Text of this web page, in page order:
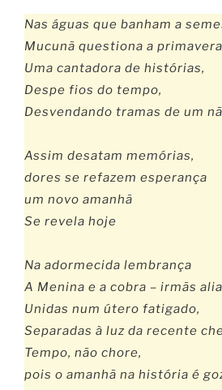
Nas águas que banham a
Mucunã questiona a
Uma cantadora de histórias,
Despe fios do tempo,
Desvendando tramas de um
Assim desatam memórias,
dores se refazem esperança
um novo amanhã
Se revela hoje
Na adormecida lembrança
A Menina e a cobra – irmãs
Unidas num útero fatigado,
Separadas à luz da recente
Tempo, não chore,
pois o amanhã na história é